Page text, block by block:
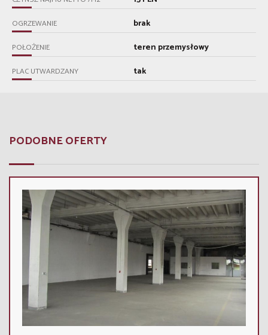
OGRZEWANIE brak
POŁOŻENIE teren przemysłowy
PLAC UTWARDZANY tak
PODOBNE OFERTY